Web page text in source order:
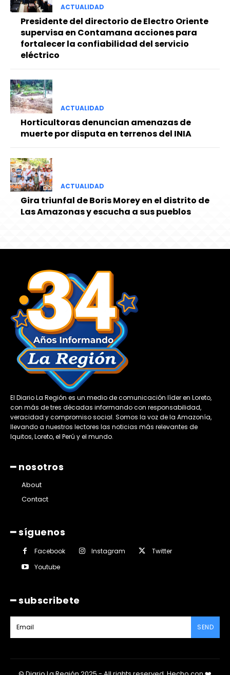
ACTUALIDAD
Presidente del directorio de Electro Oriente
supervisa en Contamana acciones para
fortalecer la confiabilidad del servicio
eléctrico
ACTUALIDAD
Horticultoras denuncian amenazas de
muerte por disputa en terrenos del INIA
ACTUALIDAD
Gira triunfal de Boris Morey en el distrito de
Las Amazonas y escucha a sus pueblos
El Diario La Región es un medio de comunicación líder en Loreto,
con más de tres décadas informando con responsabilidad,
veracidad y compromiso social. Somos la voz de la Amazonía,
llevando a nuestros lectores las noticias más relevantes de
Iquitos, Loreto, el Perú y el mundo.
━ nosotros
About
Contact
━ síguenos
Facebook Instagram
Twitter
Youtube
━ subscribete
SEND